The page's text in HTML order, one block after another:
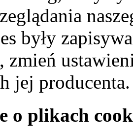
były
zmień
jej producenta.
o plikach